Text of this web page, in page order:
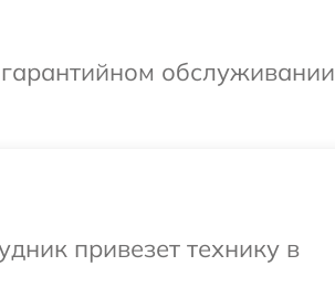
обслуживании
привезет технику в